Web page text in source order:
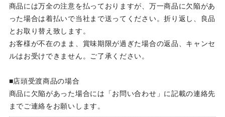
商品には万全の注意を払っておりますが、万一商品に欠陥があ
った場合は着払いで当社まで送ってください。折り返し、良品
とお取り替え致します。
お客様が不在のまま、賞味期限が過ぎた場合の返品、キャンセ
ルはお受けできません。ご了承ください。
■店頭受渡商品の場合
商品に欠陥があった場合には「お問い合わせ」に記載の連絡先
までご連絡をお願いします。